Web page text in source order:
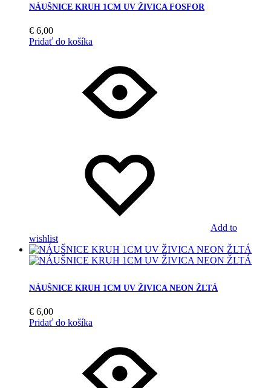
NÁUŠNICE KRUH 1CM UV ŽIVICA FOSFOR
€ 6,00
Pridať do košíka
Add to
wishlist
NÁUŠNICE KRUH 1CM UV ŽIVICA NEON ŽLTÁ
€ 6,00
Pridať do košíka